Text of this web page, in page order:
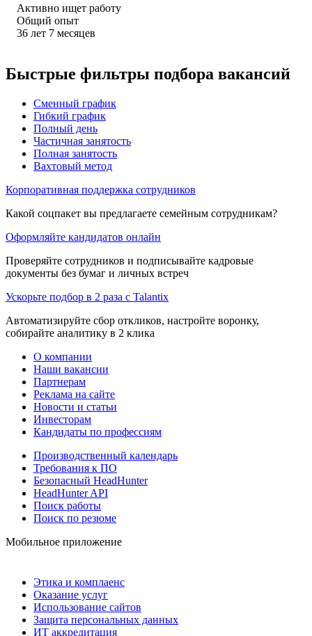
Активно ищет работу
Общий опыт
36 лет 7 месяцев
Быстрые фильтры подбора вакансий
Сменный график
Гибкий график
Полный день
Частичная занятость
Полная занятость
Вахтовый метод
Корпоративная поддержка сотрудников
Какой соцпакет вы предлагаете семейным сотрудникам?
Оформляйте кандидатов онлайн
Проверяйте сотрудников и подписывайте кадровые
документы без бумаг и личных встреч
Ускорьте подбор в 2 раза с Talantix
Автоматизируйте сбор откликов, настройте воронку,
собирайте аналитику в 2 клика
О компании
Наши вакансии
Партнерам
Реклама на сайте
Новости и статьи
Инвесторам
Кандидаты по профессиям
Производственный календарь
Требования к ПО
Безопасный HeadHunter
HeadHunter API
Поиск работы
Поиск по резюме
Мобильное приложение
Этика и комплаенс
Оказание услуг
Использование сайтов
Защита персональных данных
ИТ аккредитация